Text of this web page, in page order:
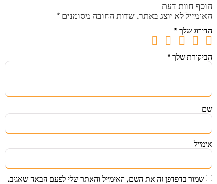
הוסף חוות דעת
האימייל לא יוצג באתר. שדות החובה מסומנים *
הדירוג שלך *
הביקורת שלך *
שם
אימייל
שמור בדפדפן זה את השם, האימייל והאתר שלי לפעם הבאה שאגיב.